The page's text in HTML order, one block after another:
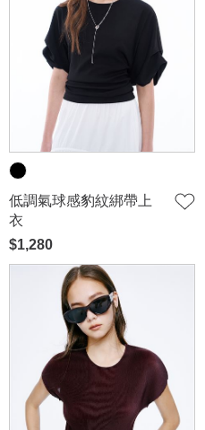
低調氣球感豹紋綁帶上
衣
$1,280